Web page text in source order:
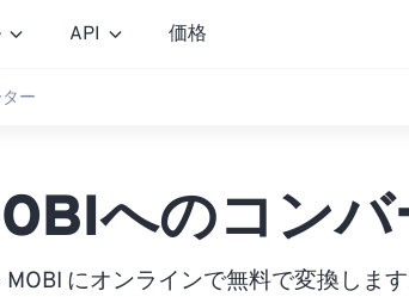
API 価格
ー
へのコンバ
MOBI にオンラインで無料で変換します